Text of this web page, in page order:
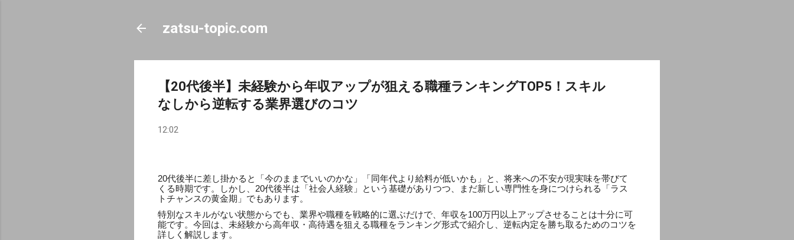
zatsu-topic.com
【20代後半】未経験から年収アップが狙える職種ランキングTOP5！スキル
なしから逆転する業界選びのコツ
12:02
20代後半に差し掛かると「今のままでいいのかな」「同年代より給料が低いかも」と、将来への不安が現実味を帯びて
くる時期です。しかし、20代後半は「社会人経験」という基礎がありつつ、まだ新しい専門性を身につけられる「ラス
トチャンスの黄金期」でもあります。
特別なスキルがない状態からでも、業界や職種を戦略的に選ぶだけで、年収を100万円以上アップさせることは十分に可
能です。今回は、未経験から高年収・高待遇を狙える職種をランキング形式で紹介し、逆転内定を勝ち取るためのコツを
詳しく解説します。